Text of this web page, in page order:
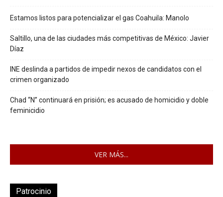
Estamos listos para potencializar el gas Coahuila: Manolo
Saltillo, una de las ciudades más competitivas de México: Javier
Díaz
INE deslinda a partidos de impedir nexos de candidatos con el
crimen organizado
Chad “N” continuará en prisión; es acusado de homicidio y doble
feminicidio
VER MÁS...
Patrocinio